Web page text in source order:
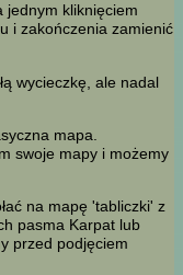
jednym kliknięciem
i zakończenia zamienić
wycieczkę, ale nadal
mapa.
swoje mapy i możemy
na mapę 'tabliczki' z
pasma Karpat lub
przed podjęciem